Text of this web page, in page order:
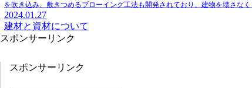
を吹き込み、敷きつめるブローイング工法も開発されており、建物を壊さな
2024.01.27
建材と資材について
スポンサーリンク
スポンサーリンク